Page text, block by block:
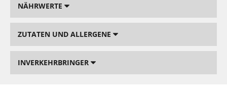
NÄHRWERTE
ZUTATEN UND ALLERGENE
INVERKEHRBRINGER